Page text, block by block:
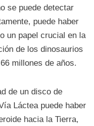
se puede detectar
puede haber
un papel crucial en la
de los dinosaurios
millones de años.
de un disco de
Láctea puede haber
hacia la Tierra,